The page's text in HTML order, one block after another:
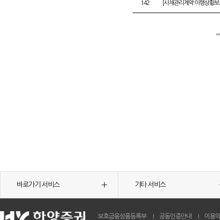
142 [사채관리계약 이행상황
바로가기 서비스 기타 서비스
보호금융상품등록부 공동인증안내 이용